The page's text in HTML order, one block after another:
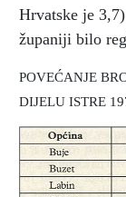
Hrvatske je
županiji bilo
POVEĆANJE
DIJELU ISTRE